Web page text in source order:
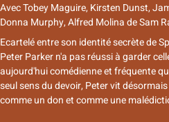
AvecTobey Maguire, Kirsten Dunst,
Donna Murphy, Alfred MolinadeSam
Ecartelé entre son identité secrète de
Peter Parker n'a pas réussi à garder
aujourd'hui comédienne et fréquente
seul sens du devoir, Peter vit
comme un don et comme une